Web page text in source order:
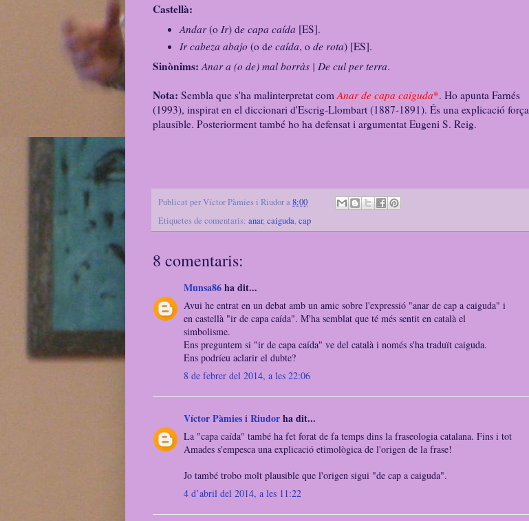
Castellà:
Andar(o Ir) de capa caída [ES].
Ir cabeza abajo (o de caída, o de rota) [ES].
Sinònims: Anar a (o de) mal borràs | De cul per terra.
Nota: Sembla que s'ha malinterpretat com Anar de capa caiguda*. Ho apunta Farnés
(1993), inspirat en el diccionari d'Escrig-Llombart (1887-1891). És una explicació força
plausible. Posteriorment també ho ha defensat i argumentat Eugeni S. Reig.
Publicat perVíctor Pàmies i Riudora8:00
Etiquetes de comentaris: anar,caiguda,cap
8 comentaris:
Munsa86ha dit...
Avui he entrat en un debat amb un amic sobre l'expressió "anar de cap a caiguda" i
en castellà "ir de capa caída". M'ha semblat que té més sentit en català el
simbolisme.
Ens preguntem si "ir de capa caída" ve del català i només s'ha traduït caiguda.
Ens podríeu aclarir el dubte?
8 de febrer del 2014, a les 22:06
Víctor Pàmies i Riudorha dit...
La "capa caída" també ha fet forat de fa temps dins la fraseologia catalana. Fins i tot
Amades s'empesca una explicació etimològica de l'origen de la frase!
Jo també trobo molt plausible que l'origen sigui "de cap a caiguda".
4 d’abril del 2014, a les 11:22